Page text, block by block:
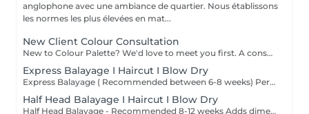
anglophone avec une ambiance de quartier. Nous établissons
les normes les plus élevées en mat...
New Client Colour Consultation
New to Colour Palette? We'd love to meet you first. A consultation is required before booking any new colour service, including highlights, balayage, blonding, and colour transformations. During your consultation, we'll discuss your hair goals, assess your hair, and create a personalised colour plan together. Solid root retouch appointments are exempt from this requirement. Ideal for: Major colour changes Colour corrections First-time lightening or blonding Extension inquiries Unsure clients
Express Balayage I Haircut I Blow Dry
Express Balayage ( Recommended between 6-8 weeks) Perfect for a quick refresh between appointments. Focuses around the face and top hairline to brighten your colour and maintain your existing balayage. Ideal if you want to keep your existing balayage looking fresh without a full colour service. What is a Balayage / Lived-In Colour / Colour Melt? Looking for effortless, low-maintenance colour with a soft, natural grow-out? Balayage, lived-in colour, and colour melts are all designed to create seamless dimension and beautifully blended tones that enhance your natural colour while requiring fewer salon visits than traditional highlights. Whether you're after a subtle sun-kissed look, a bright blonde transformation, or rich brunette dimension, your colour will be fully customized to suit your hair, skin tone, and lifestyle. Short / Fine Above the chin or fine hair. Medium Chin to shoulders. Long Below the shoulders. Extra Long / Thick Mid-back or longer, very thick hair, or extensions.
Half Head Balayage I Haircut I Blow Dry
Half Head Balayage - Recommended 8-12 weeks Adds dimension through the top and sides of the hair while leaving some of the underneath untouched. Great for maintaining your balayage, adding brightness around the face, or creating noticeable colour without the time or cost of a full application. What is a Balayage / Lived-In Colour / Colour Melt? Looking for effortless, low-maintenance colour with a soft, natural grow-out? Balayage, lived-in colour, and colour melts are all designed to create seamless dimension and beautifully blended tones that enhance your natural colour while requiring fewer salon visits than traditional highlights. Whether you're after a subtle sun-kissed look, a bright blonde transformation, or rich brunette dimension, your colour will be fully customized to suit your hair, skin tone, and lifestyle. Short / Fine Above the chin or fine hair. Medium Chin to shoulders. Long Below the shoulders. Extra Long / Thick Mid-back or longer, very thick hair, or extensions.